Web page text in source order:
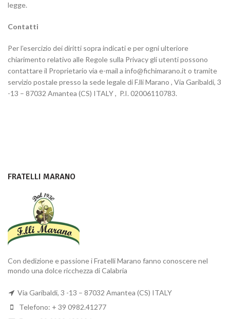
legge.
Contatti
Per l’esercizio dei diritti sopra indicati e per ogni ulteriore
chiarimento relativo alle Regole sulla Privacy gli utenti possono
contattare il Proprietario via e-mail a info@fichimarano.it o tramite
servizio postale presso la sede legale di F.lli Marano , Via Garibaldi, 3
-13 – 87032 Amantea (CS) ITALY , P.I. 02006110783.
FRATELLI MARANO
Con dedizione e passione i Fratelli Marano fanno conoscere nel
mondo una dolce ricchezza di Calabria
Via Garibaldi, 3 -13 – 87032 Amantea (CS) ITALY
Telefono: + 39 0982.41277